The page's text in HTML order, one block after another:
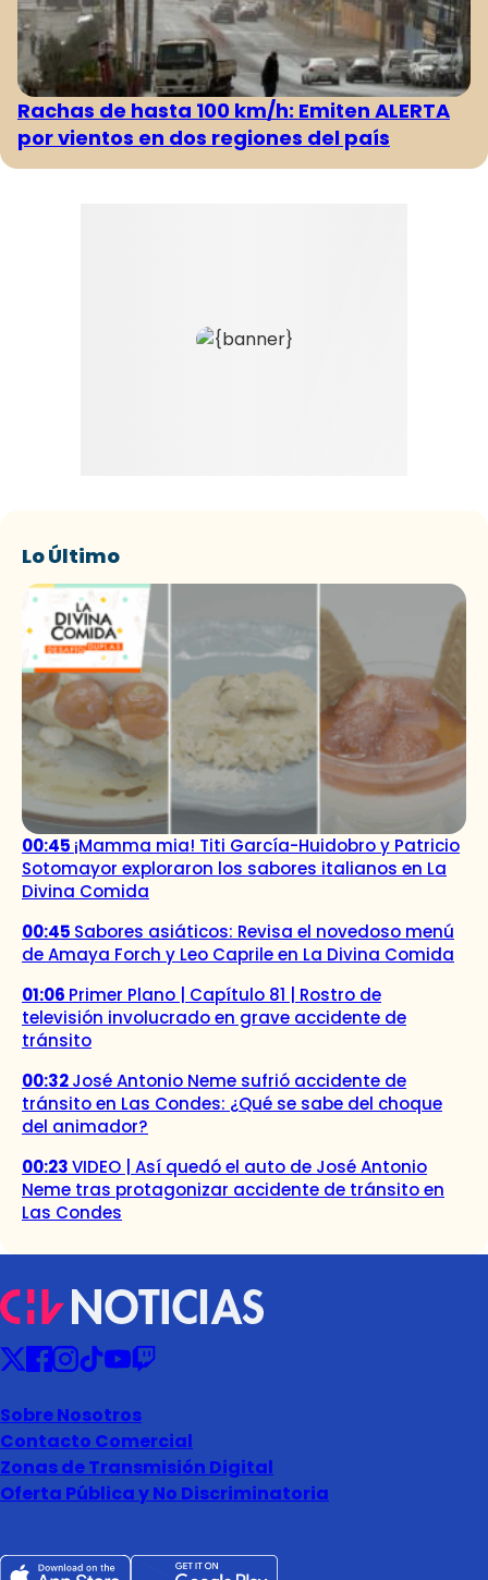
Rachas de hasta 100 km/h: Emiten ALERTA
por vientos en dos regiones del país
Lo Último
00:45 ¡Mamma mia! Titi García-Huidobro y Patricio
Sotomayor exploraron los sabores italianos en La
Divina Comida
00:45 Sabores asiáticos: Revisa el novedoso menú
de Amaya Forch y Leo Caprile en La Divina Comida
01:06 Primer Plano | Capítulo 81 | Rostro de
televisión involucrado en grave accidente de
tránsito
00:32José Antonio Neme sufrió accidente de
tránsito en Las Condes: ¿Qué se sabe del choque
del animador?
00:23VIDEO | Así quedó el auto de José Antonio
Neme tras protagonizar accidente de tránsito en
Las Condes
Sobre Nosotros
Contacto Comercial
Zonas de Transmisión Digital
Oferta Pública y No Discriminatoria